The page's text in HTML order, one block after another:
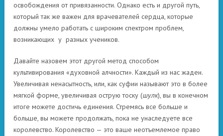
освобождения от привязанности. Однако есть и другой путь,
который так же важен для врачевателей сердца, которые
должны умело работать с широким спектром проблем,
возникающих у разных учеников.
Давайте назовем этот другой метод способом
культивирования «духовной алчности». Каждый из нас жаден.
Увеличивая ненасытность, или, как суфии называют это в более
мягкой форме, увеличивая острую тоску (шулк), вы в конечном
итоге можете достичь единения. Стремясь все больше и
больше, вы можете продолжать, пока не унаследуете все
королевство. Королевство — это ваше неотъемлемое право